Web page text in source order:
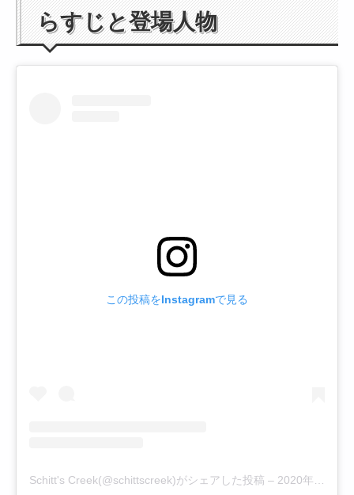
らすじと登場人物
この投稿をInstagramで見る
Schitt's Creek(@schittscreek)がシェアした投稿 – 2020年 5月月27日午後5時48分PDT